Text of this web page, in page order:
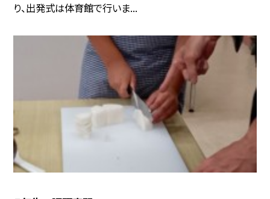
り、出発式は体育館で行いま...